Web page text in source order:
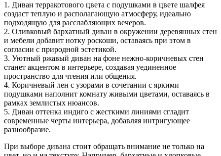
1. Диван терракотового цвета с подушками в цвете шалфея
создаст теплую и располагающую атмосферу, идеально
подходящую для расслабляющих вечеров.
2. Оливковый бархатный диван в окружении деревянных стен
и мебели добавит нотку роскоши, оставаясь при этом в
согласии с природной эстетикой.
3. Уютный ржавый диван на фоне нежно-коричневых стен
станет акцентом в интерьере, создавая уединенное
пространство для чтения или общения.
4. Коричневый лен с узорами в сочетании с яркими
подушками наполнит комнату живыми цветами, оставаясь в
рамках землистых нюансов.
5. Диван оттенка индиго с жесткими линиями сгладит
современные черты интерьера, добавляя интригующее
разнообразие.
При выборе дивана стоит обращать внимание не только на